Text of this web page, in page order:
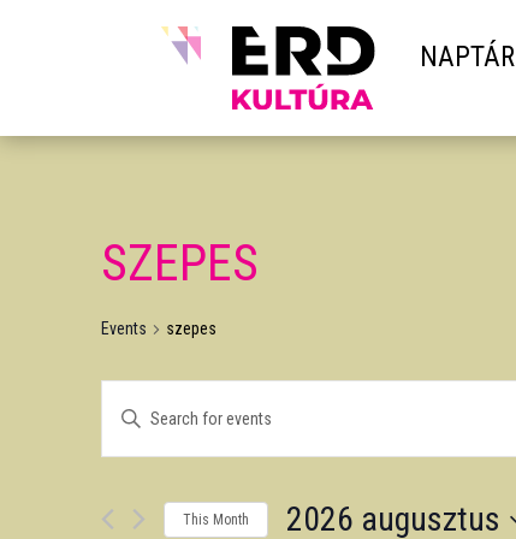
NAPTÁR
SZEPES
Events szepes
SEARCH
AND
NAVIGATION
Enter
for
This Month 2026 augusztus